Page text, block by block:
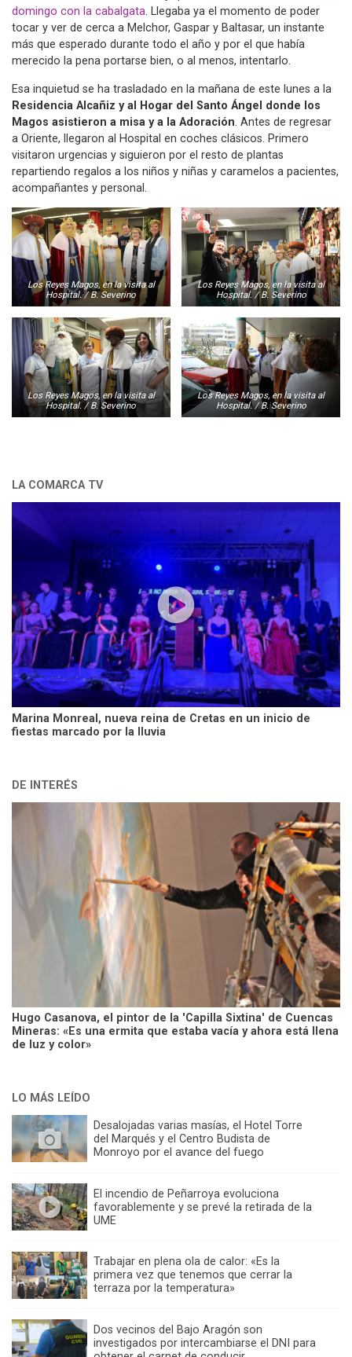
domingo con la cabalgata. Llegaba ya el momento de poder
tocar y ver de cerca a Melchor, Gaspar y Baltasar, un instante
más que esperado durante todo el año y por el que había
merecido la pena portarse bien, o al menos, intentarlo.
Esa inquietud se ha trasladado en la mañana de este lunes a la
Residencia Alcañiz y al Hogar del Santo Ángel donde los
Magos asistieron a misa y a la Adoración. Antes de regresar
a Oriente, llegaron al Hospital en coches clásicos. Primero
visitaron urgencias y siguieron por el resto de plantas
repartiendo regalos a los niños y niñas y caramelos a pacientes,
acompañantes y personal.
Los Reyes Magos, en la visita al
Hospital. / B. Severino
Los Reyes Magos, en la visita al
Hospital. / B. Severino
Los Reyes Magos, en la visita al
Hospital. / B. Severino
Los Reyes Magos, en la visita al
Hospital. / B. Severino
LA COMARCA TV
Marina Monreal, nueva reina de Cretas en un inicio de
fiestas marcado por la lluvia
DE INTERÉS
Hugo Casanova, el pintor de la 'Capilla Sixtina' de Cuencas
Mineras: «Es una ermita que estaba vacía y ahora está llena
de luz y color»
LO MÁS LEÍDO
Desalojadas varias masías, el Hotel Torre
del Marqués y el Centro Budista de
Monroyo por el avance del fuego
El incendio de Peñarroya evoluciona
favorablemente y se prevé la retirada de la
UME
Trabajar en plena ola de calor: «Es la
primera vez que tenemos que cerrar la
terraza por la temperatura»
Dos vecinos del Bajo Aragón son
investigados por intercambiarse el DNI para